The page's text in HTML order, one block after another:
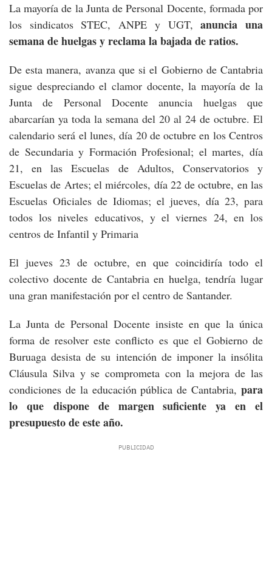
La mayoría de la Junta de Personal Docente, formada por
los sindicatos STEC, ANPE y UGT,anuncia una
semana de huelgas y reclama la bajada de ratios.
De esta manera, avanza que si el Gobierno de Cantabria
sigue despreciando el clamor docente, la mayoría de la
Junta de Personal Docente anuncia huelgas que
abarcarían ya toda la semana del 20 al 24 de octubre. El
calendario será el lunes, día 20 de octubre en los Centros
de Secundaria y Formación Profesional; el martes, día
21, en las Escuelas de Adultos, Conservatorios y
Escuelas de Artes; el miércoles, día 22 de octubre, en las
Escuelas Oficiales de Idiomas; el jueves, día 23, para
todos los niveles educativos, y el viernes 24, en los
centros de Infantil y Primaria
El jueves 23 de octubre, en que coincidiría todo el
colectivo docente de Cantabria en huelga, tendría lugar
una gran manifestación por el centro de Santander.
La Junta de Personal Docente insiste en que la única
forma de resolver este conflicto es que el Gobierno de
Buruaga desista de su intención de imponer la insólita
Cláusula Silva y se comprometa con la mejora de las
condiciones de la educación pública de Cantabria, para
lo que dispone de margen suficiente ya en el
presupuesto de este año.